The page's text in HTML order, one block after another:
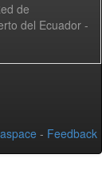
de
del Ecuador -
- Feedback